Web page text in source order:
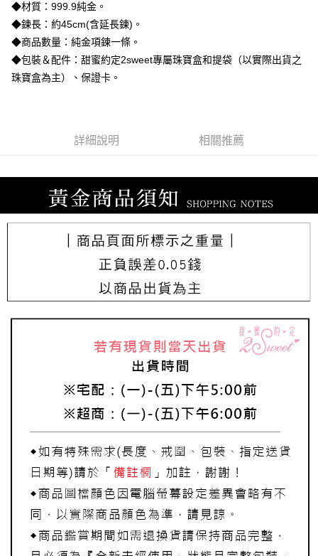
宅配
每筆NT$80，滿NT$1,000(含以上)免運費
離島宅配
每筆NT$220，滿NT$3,000(含以上)免運費
◆材質：999.9純金。
◆鍊長：約45cm(含延長鍊)。
◆商品數量：純金項鍊一條。
◆包裝＆配件：甜蜜約定2sweet專屬珠寶盒和提袋（以實際出貨之
珠寶盒為主）、保證卡。
詳細說明 相關推薦